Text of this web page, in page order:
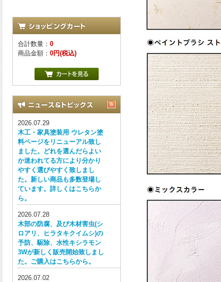
合計数量： 0
商品金額： 0円(税込)
2026.07.29
木工・家具塗装用 ウレタン塗
料ページをリニューアル致し
ました。どれを選んだらよい
か迷われてる方により分かり
やすく選びやすく致しまし
た。新しい商品も多数登場し
ています。詳しくはこちらか
ら。
2026.07.28
木部の防腐、及び木材害虫(シ
ロアリ、ヒラタキクイムシ)の
予防、駆除、水性キシラモン
3Wが新しく販売開始致しまし
た。ご購入はこちらから。
2026.07.02